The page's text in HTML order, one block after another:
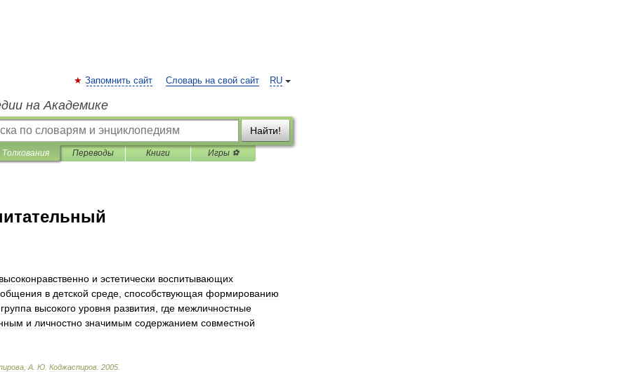
RU
Запомнить сайт Словарь на свой сайт
на Академике
Найти!
Толкования Переводы Книги Игры ⚽
высоконравственно и эстетически воспитывающих
общения в детской среде способствующая формированию
группа высокого уровня развития где межличностные
и личностно значимым содержанием совместной
А Ю Коджаспиров 2005